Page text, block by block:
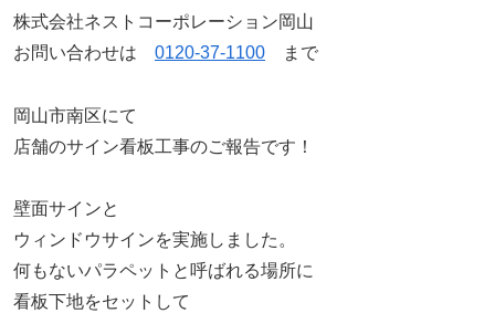
株式会社ネストコーポレーション岡山
お問い合わせは 0120-37-1100 まで
岡山市南区にて
店舗のサイン看板工事のご報告です！
壁面サインと
ウィンドウサインを実施しました。
何もないパラペットと呼ばれる場所に
看板下地をセットして